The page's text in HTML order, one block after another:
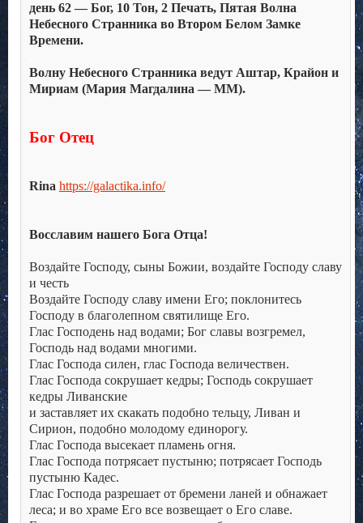
день 62 — Бог, 10 Тон, 2 Печать, Пятая Волна
Небесного Странника во Втором Белом Замке
Времени.
Волну Небесного Странника ведут Аштар, Крайон и
Мириам (Мария Магдалина — ММ).
Бог Отец
Rina https://galactika.info/
Восславим нашего Бога Отца!
Воздайте Господу, сыны Божии, воздайте Господу славу
и честь
Воздайте Господу славу имени Его; поклонитесь
Господу в благолепном святилище Его.
Глас Господень над водами; Бог славы возгремел,
Господь над водами многими.
Глас Господа силен, глас Господа величествен.
Глас Господа сокрушает кедры; Господь сокрушает
кедры Ливанские
и заставляет их скакать подобно тельцу, Ливан и
Сирион, подобно молодому единорогу.
Глас Господа высекает пламень огня.
Глас Господа потрясает пустыню; потрясает Господь
пустыню Кадес.
Глас Господа разрешает от бремени ланей и обнажает
леса; и во храме Его все возвещает о Его славе.